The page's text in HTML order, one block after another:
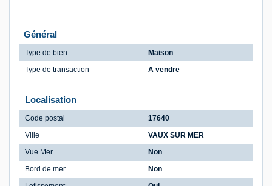
Général
Type de bien
Maison
Type de transaction
A vendre
Localisation
Code postal
17640
Ville
VAUX SUR MER
Vue Mer
Non
Bord de mer
Non